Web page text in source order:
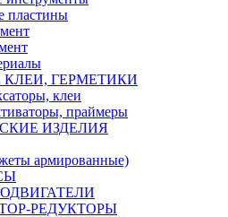
пластины
ГЕРМЕТИКИ
клеи
праймеры
ИЗДЕЛИЯ
армированные)
РЕДУКТОРЫ